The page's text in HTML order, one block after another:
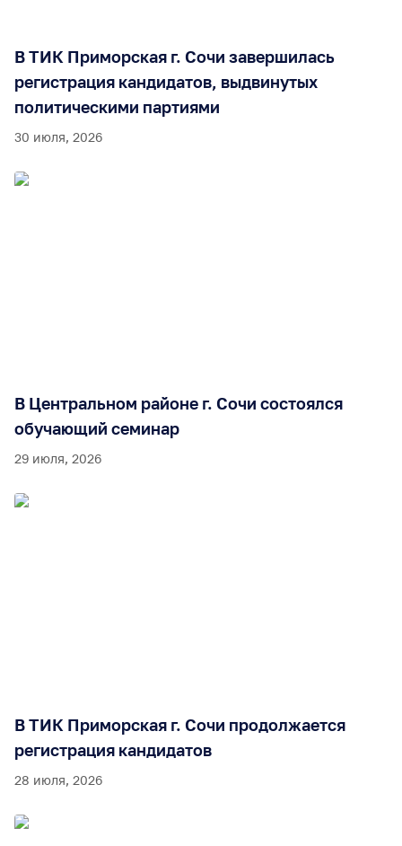
В ТИК Приморская г. Сочи завершилась
регистрация кандидатов, выдвинутых
политическими партиями
30 июля, 2026
В Центральном районе г. Сочи состоялся
обучающий семинар
29 июля, 2026
В ТИК Приморская г. Сочи продолжается
регистрация кандидатов
28 июля, 2026